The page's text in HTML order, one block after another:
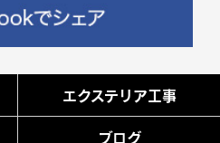
エクステリア工事
ブログ